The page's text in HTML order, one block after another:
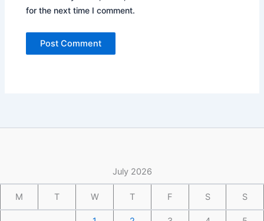
for the next time I comment.
July 2026
M T W T F S S